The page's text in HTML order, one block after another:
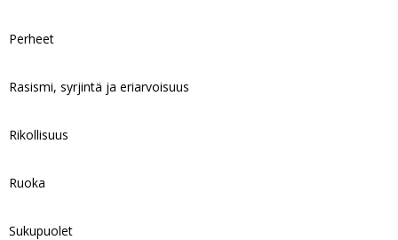
Perheet
Rasismi, syrjintä ja eriarvoisuus
Rikollisuus
Ruoka
Sukupuolet